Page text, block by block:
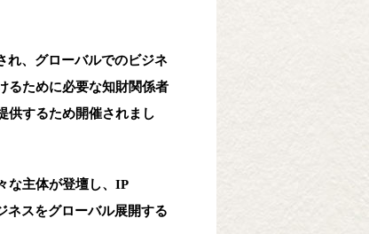
れ、グローバルでのビジネ
るために必要な知財関係者
供するため開催されまし
な主体が登壇し、IP
ネスをグローバル展開する